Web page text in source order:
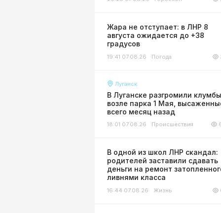
Жара не отступает: в ЛНР 8
августа ожидается до +38
градусов
19:41 07.08.26 Погода
Луганск
В Луганске разгромили клумбы
возле парка 1 Мая,
всего месяц назад
18:01 07.08.26 Происшествия
В одной из школ ЛНР скандал:
родителей заставили сдавать
деньги на ремонт
ливнями класса
16:44 07.08.26 Жизнь